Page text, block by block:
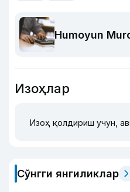
Humoyun
Изоҳлар
Изоҳ қолдириш учун,
Сўнгги янгиликлар